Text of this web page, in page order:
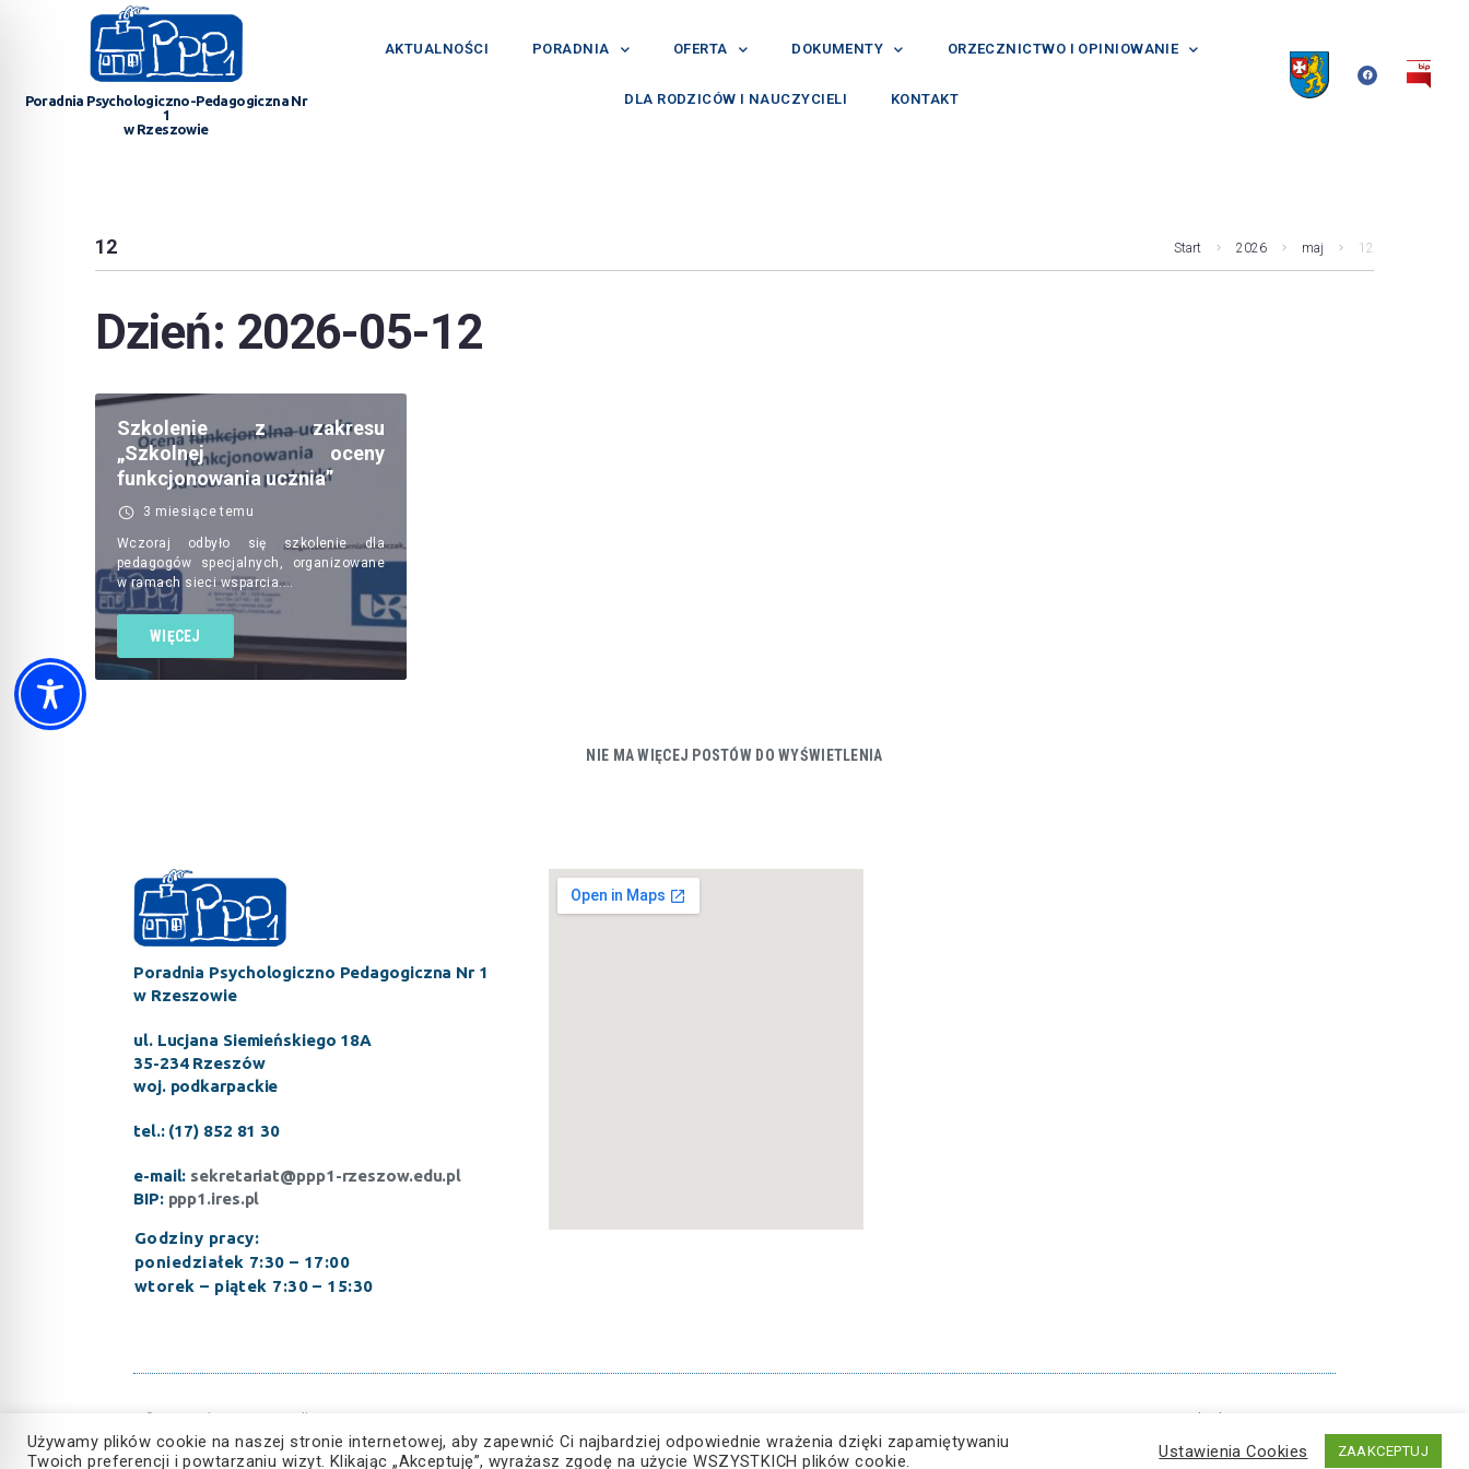
Poradnia Psychologiczno-Pedagogiczna Nr
1
w Rzeszowie
AKTUALNOŚCI PORADNIA OFERTA DOKUMENTY ORZECZNICTWO I OPINIOWANIE
DLA RODZICÓW I NAUCZYCIELI KONTAKT
12 Start 2026 maj 12
Dzień: 2026-05-12
Szkolenie z zakresu
„Szkolnej oceny
funkcjonowania ucznia”
3 miesiące temu
Wczoraj odbyło się szkolenie dla
pedagogów specjalnych, organizowane
w ramach sieci wsparcia.…
WIĘCEJ
NIE MA WIĘCEJ POSTÓW DO WYŚWIETLENIA
Poradnia Psychologiczno Pedagogiczna Nr 1
w Rzeszowie
ul. Lucjana Siemieńskiego 18A
35-234 Rzeszów
woj. podkarpackie
tel.: (17) 852 81 30
e-mail: sekretariat@ppp1-rzeszow.edu.pl
BIP: ppp1.ires.pl
Godziny pracy:
poniedziałek 7:30 – 17:00
wtorek – piątek 7:30 – 15:30
© Copyright 2023, Wszelkie prawa zastrzeżone Cyberbezpieczeństwo
Używamy plików cookie na naszej stronie internetowej, aby zapewnić Ci najbardziej odpowiednie wrażenia dzięki zapamiętywaniu
Twoich preferencji i powtarzaniu wizyt. Klikając „Akceptuję”, wyrażasz zgodę na użycie WSZYSTKICH plików cookie.
Ustawienia Cookies ZAAKCEPTUJ